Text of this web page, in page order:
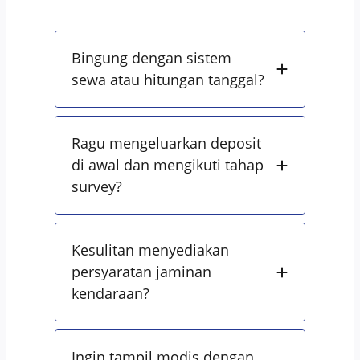
Bingung dengan sistem
sewa atau hitungan tanggal?
Ragu mengeluarkan deposit
di awal dan mengikuti tahap
survey?
Kesulitan menyediakan
persyaratan jaminan
kendaraan?